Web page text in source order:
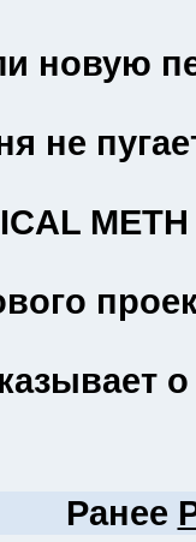
новую
не
Ранее